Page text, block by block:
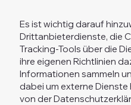
Es ist wichtig darauf
Drittanbieterdienste, die
Tracking-Tools über die
ihre eigenen Richtlinien
Informationen sammeln
dabei um externe
von der